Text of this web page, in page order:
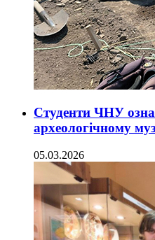
Студенти ЧНУ
археологічному
05.03.2026